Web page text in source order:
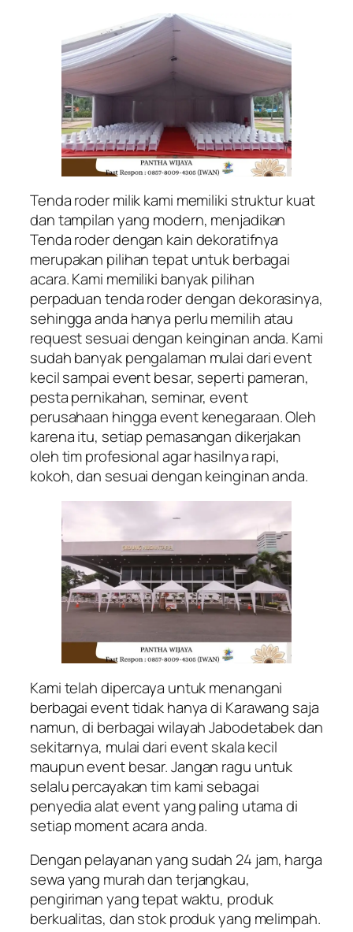
Tenda roder milik kami memiliki struktur kuat
dan tampilan yang modern, menjadikan
Tenda roder dengan kain dekoratifnya
merupakan pilihan tepat untuk berbagai
acara. Kami memiliki banyak pilihan
perpaduan tenda roder dengan dekorasinya,
sehingga anda hanya perlu memilih atau
request sesuai dengan keinginan anda. Kami
sudah banyak pengalaman mulai dari event
kecil sampai event besar, seperti pameran,
pesta pernikahan, seminar, event
perusahaan hingga event kenegaraan. Oleh
karena itu, setiap pemasangan dikerjakan
oleh tim profesional agar hasilnya rapi,
kokoh, dan sesuai dengan keinginan anda.
Kami telah dipercaya untuk menangani
berbagai event tidak hanya di Karawang saja
namun, di berbagai wilayah Jabodetabek dan
sekitarnya, mulai dari event skala kecil
maupun event besar. Jangan ragu untuk
selalu percayakan tim kami sebagai
penyedia alat event yang paling utama di
setiap moment acara anda.
Dengan pelayanan yang sudah 24 jam, harga
sewa yang murah dan terjangkau,
pengiriman yang tepat waktu, produk
berkualitas, dan stok produk yang melimpah.